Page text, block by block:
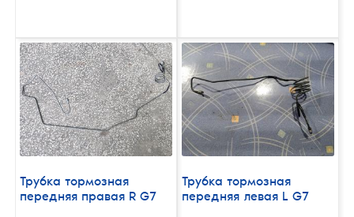
Трубка тормозная
передняя правая R G7
Трубка тормозная
передняя левая L G7